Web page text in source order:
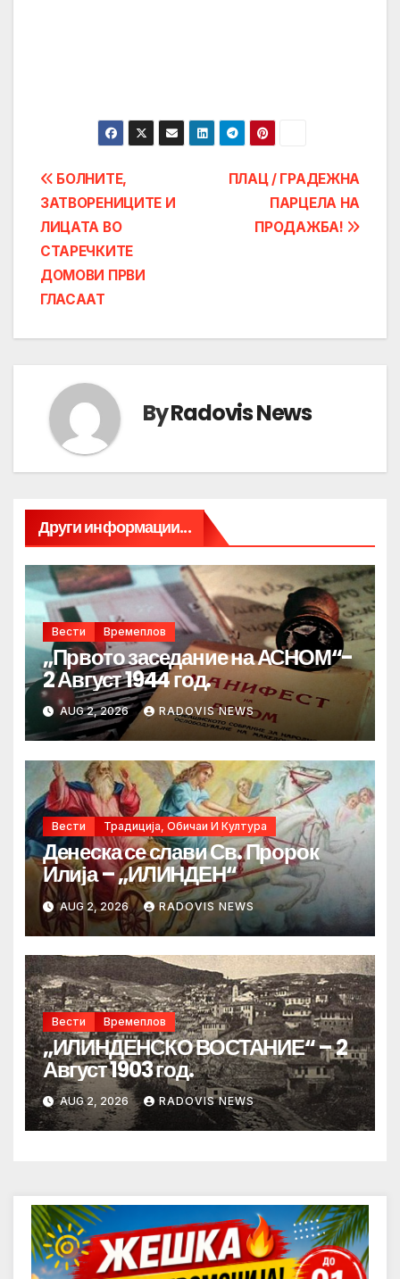
Post
navigation
ПЛАЦ / ГРАДЕЖНА
ПАРЦЕЛА НА
ПРОДАЖБА!
БОЛНИТЕ,
ЗАТВОРЕНИЦИТЕ И
ЛИЦАТА ВО
СТАРЕЧКИТЕ
ДОМОВИ ПРВИ
ГЛАСААТ
ByRadovis News
Други информации...
Вести Времеплов
„Првото заседание на АСНОМ“-
2 Август 1944 год.
AUG 2, 2026 RADOVIS NEWS
Вести Традиција, Обичаи И Култура
Денеска се слави Св. Пророк
Илија – „ИЛИНДЕН“
AUG 2, 2026 RADOVIS NEWS
Вести Времеплов
„ИЛИНДЕНСКО ВОСТАНИЕ“ – 2
Август 1903 год.
AUG 2, 2026 RADOVIS NEWS